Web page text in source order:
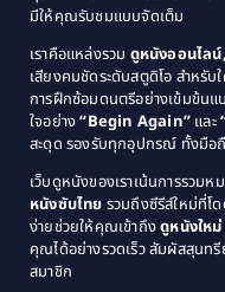
Coming
Crime
1979
1976
1974
1971
1969
1964
มีให้คุณรับชมแบบจัดเต็ม
เราคือแหล่งรวม ดูหนังออนไล
เสียงคมชัดระดับสตูดิโอ สำหรั
การฝึกซ้อมดนตรีอย่างเข้มข้นแ
ใจอย่าง“Begin Again” และ
สะดุด รองรับทุกอุปกรณ์ ทั้งมือ
เว็บดูหนังของเราเน้นการรวมห
หนังซับไทย รวมถึงซีรีส์ใหม่ที่โ
ง่ายช่วยให้คุณเข้าถึงดูหนังให
คุณได้อย่างรวดเร็ว สัมผัสสุนท
สมาชิก